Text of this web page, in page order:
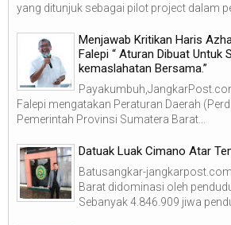
yang ditunjuk sebagai pilot project dalam
Menjawab Kritikan Haris
Falepi “ Aturan Dibuat Untuk
kemaslahatan Bersama.”
Falepi mengatakan Peraturan Daerah
Pemerintah Provinsi Sumatera Barat...
Datuak Luak Cimano Atar
Batusangkar-
Barat didominasi oleh
Sebanyak 4.846.909 jiwa